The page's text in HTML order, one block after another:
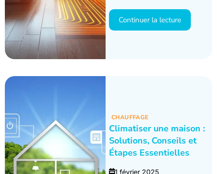
Continuer la lecture
CHAUFFAGE
Climatiser une maison :
Solutions, Conseils et
Étapes Essentielles
1 février 2025